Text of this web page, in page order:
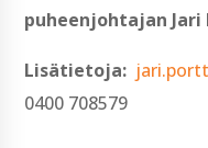
puheenjohtajan
Lisätietoja:
0400 708579